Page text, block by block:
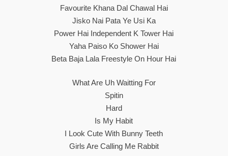
Favourite Khana Dal Chawal Hai
Jisko Nai Pata Ye Usi Ka
Power Hai Independent K Tower Hai
Yaha Paiso Ko Shower Hai
Beta Baja Lala Freestyle On Hour Hai
What Are Uh Waitting For
Spitin
Hard
Is My Habit
I Look Cute With Bunny Teeth
Girls Are Calling Me Rabbit